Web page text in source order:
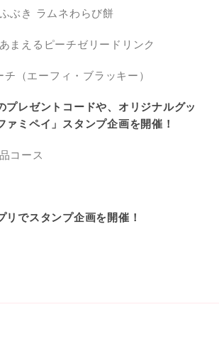
ぶき ラムネわらび餅
まえるピーチゼリードリンク
（エーフィ・ブラッキー）
プレゼントコードや、オリジナルグッ
ァミペイ」スタンプ企画を開催！
コース
リでスタンプ企画を開催！